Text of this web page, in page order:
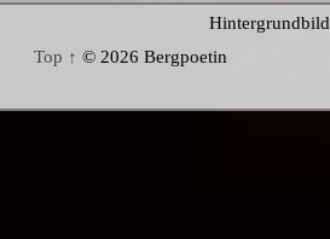
Top ↑ © 2026 Bergpoetin